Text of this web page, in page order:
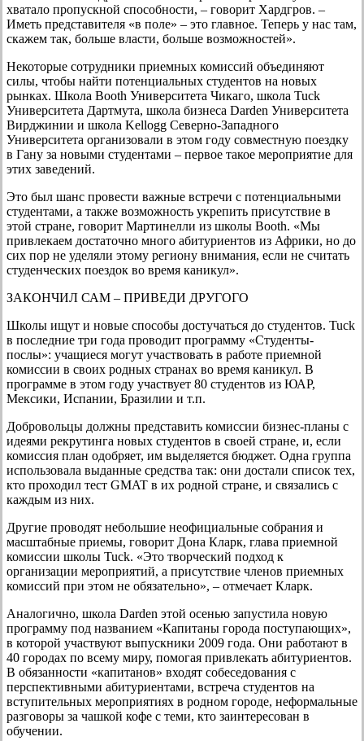
хватало пропускной способности, – говорит Хардгров. –
Иметь представителя «в поле» – это главное. Теперь у нас там,
скажем так, больше власти, больше возможностей».
Некоторые сотрудники приемных комиссий объединяют
силы, чтобы найти потенциальных студентов на новых
рынках. Школа Booth Университета Чикаго, школа Tuck
Университета Дартмута, школа бизнеса Darden Университета
Вирджинии и школа Kellogg Северно-Западного
Университета организовали в этом году совместную поездку
в Гану за новыми студентами – первое такое мероприятие для
этих заведений.
Это был шанс провести важные встречи с потенциальными
студентами, а также возможность укрепить присутствие в
этой стране, говорит Мартинелли из школы Booth. «Мы
привлекаем достаточно много абитуриентов из Африки, но до
сих пор не уделяли этому региону внимания, если не считать
студенческих поездок во время каникул».
ЗАКОНЧИЛ САМ – ПРИВЕДИ ДРУГОГО
Школы ищут и новые способы достучаться до студентов. Tuck
в последние три года проводит программу «Студенты-
послы»: учащиеся могут участвовать в работе приемной
комиссии в своих родных странах во время каникул. В
программе в этом году участвует 80 студентов из ЮАР,
Мексики, Испании, Бразилии и т.п.
Добровольцы должны представить комиссии бизнес-планы с
идеями рекрутинга новых студентов в своей стране, и, если
комиссия план одобряет, им выделяется бюджет. Одна группа
использовала выданные средства так: они достали список тех,
кто проходил тест GMAT в их родной стране, и связались с
каждым из них.
Другие проводят небольшие неофициальные собрания и
масштабные приемы, говорит Дона Кларк, глава приемной
комиссии школы Tuck. «Это творческий подход к
организации мероприятий, а присутствие членов приемных
комиссий при этом не обязательно», – отмечает Кларк.
Аналогично, школа Darden этой осенью запустила новую
программу под названием «Капитаны города поступающих»,
в которой участвуют выпускники 2009 года. Они работают в
40 городах по всему миру, помогая привлекать абитуриентов.
В обязанности «капитанов» входят собеседования с
перспективными абитуриентами, встреча студентов на
вступительных мероприятиях в родном городе, неформальные
разговоры за чашкой кофе с теми, кто заинтересован в
обучении.